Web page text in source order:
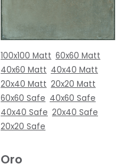
100x100 Matt 60x60 Matt
40x60 Matt 40x40 Matt
20x40 Matt 20x20 Matt
60x60 Safe 40x60 Safe
40x40 Safe 20x40 Safe
20x20 Safe
Oro